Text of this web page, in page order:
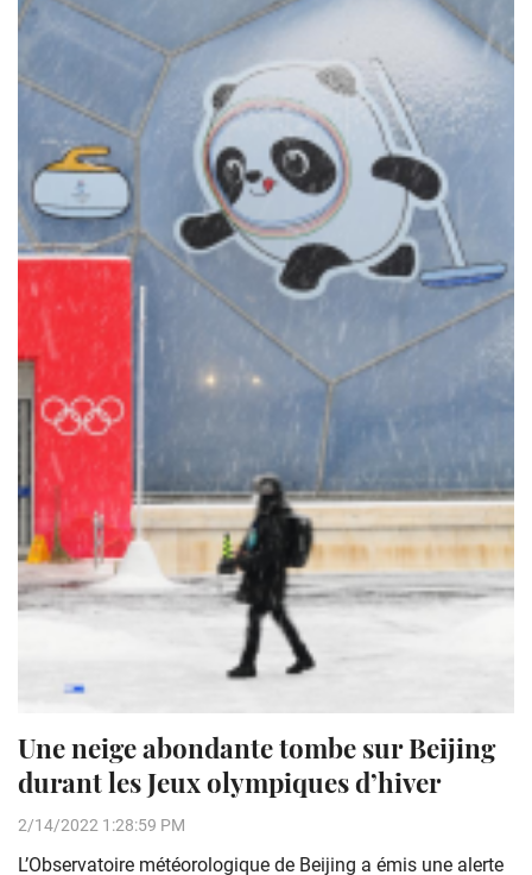
Une neige abondante tombe sur Beijing
durant les Jeux olympiques d’hiver
2/14/2022 1:28:59 PM
L’Observatoire météorologique de Beijing a émis une alerte